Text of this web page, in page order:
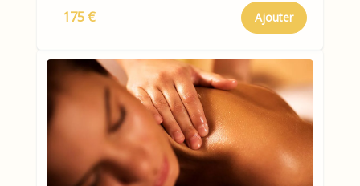
175 € Ajouter